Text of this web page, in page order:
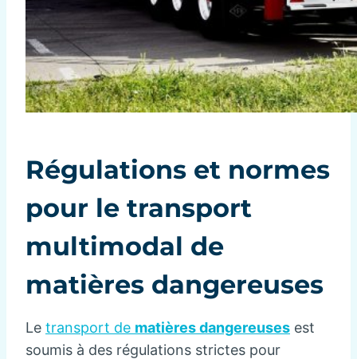
Régulations et normes
pour le transport
multimodal de
matières dangereuses
Le transport de matières dangereuses est
soumis à des régulations strictes pour